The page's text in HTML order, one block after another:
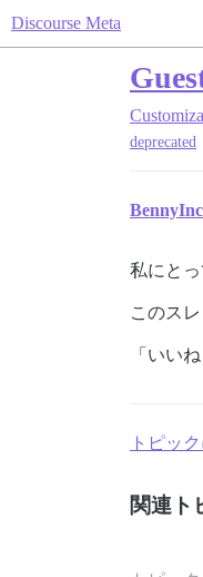
Discourse Meta
deprecated
BennyInc
私にと
このス
「いい
トピッ
関連ト